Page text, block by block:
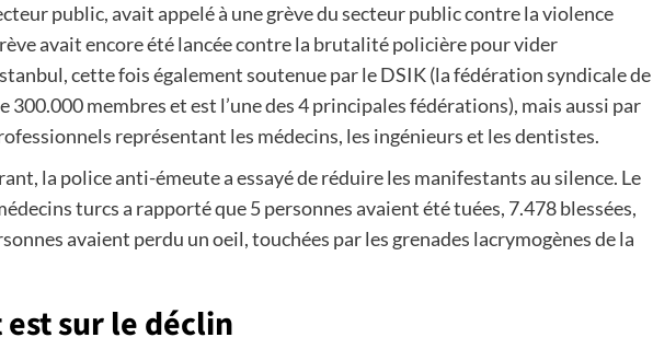
public, avait appelé à une grève du secteur public contre la violence
avait encore été lancée contre la brutalité policière pour vider
cette fois également soutenue par le DSIK (la fédération syndicale de
300.000 membres et est l’une des 4 principales fédérations), mais aussi par
représentant les médecins, les ingénieurs et les dentistes.
la police anti-émeute a essayé de réduire les manifestants au silence. Le
turcs a rapporté que 5 personnes avaient été tuées, 7.478 blessées,
avaient perdu un oeil, touchées par les grenades lacrymogènes de la
sur le déclin